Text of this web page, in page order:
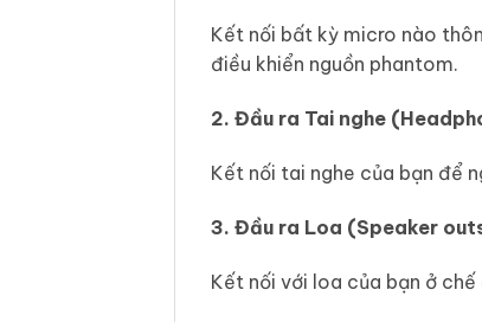
Kết nối bất kỳ micro nào
điều khiển nguồn phantom.
2. Đầu ra Tai nghe
Kết nối tai nghe của bạn để
3. Đầu ra Loa (Speaker
Kết nối với loa của bạn ở